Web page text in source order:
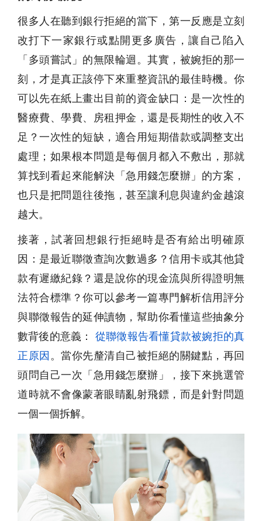
很多人在聽到銀行拒絕的當下，第一反應是立刻
改打下一家銀行或點開更多廣告，讓自己陷入
「多頭嘗試」的無限輪迴。其實，被婉拒的那一
刻，才是真正該停下來重整資訊的最佳時機。你
可以先在紙上畫出目前的資金缺口：是一次性的
醫療費、學費、房租押金，還是長期性的收入不
足？一次性的短缺，適合用短期借款或調整支出
處理；如果根本問題是每個月都入不敷出，那就
算找到看起來能解決「急用錢怎麼辦」的方案，
也只是把問題往後拖，甚至讓利息與違約金越滾
越大。
接著，試著回想銀行拒絕時是否有給出明確原
因：是最近聯徵查詢次數過多？信用卡或其他貸
款有遲繳紀錄？還是說你的現金流與所得證明無
法符合標準？你可以參考一篇專門解析信用評分
與聯徵報告的延伸讀物，幫助你看懂這些抽象分
數背後的意義：
從聯徵報告看懂貸款被婉拒的真
正原因 。當你先釐清自己被拒絕的關鍵點，再回
頭問自己一次「急用錢怎麼辦」，接下來挑選管
道時就不會像蒙著眼睛亂射飛鏢，而是針對問題
一個一個拆解。